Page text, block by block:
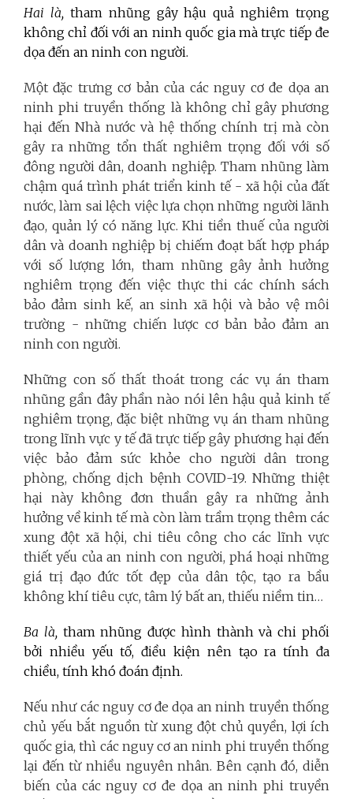
Hai là, tham nhũng gây hậu quả nghiêm trọng
không chỉ đối với an ninh quốc gia mà trực tiếp đe
dọa đến an ninh con người.
Một đặc trưng cơ bản của các nguy cơ đe dọa an
ninh phi truyền thống là không chỉ gây phương
hại đến Nhà nước và hệ thống chính trị mà còn
gây ra những tổn thất nghiêm trọng đối với số
đông người dân, doanh nghiệp. Tham nhũng làm
chậm quá trình phát triển kinh tế - xã hội của đất
nước, làm sai lệch việc lựa chọn những người lãnh
đạo, quản lý có năng lực. Khi tiền thuế của người
dân và doanh nghiệp bị chiếm đoạt bất hợp pháp
với số lượng lớn, tham nhũng gây ảnh hưởng
nghiêm trọng đến việc thực thi các chính sách
bảo đảm sinh kế, an sinh xã hội và bảo vệ môi
trường - những chiến lược cơ bản bảo đảm an
ninh con người.
Những con số thất thoát trong các vụ án tham
nhũng gần đây phần nào nói lên hậu quả kinh tế
nghiêm trọng, đặc biệt những vụ án tham nhũng
trong lĩnh vực y tế đã trực tiếp gây phương hại đến
việc bảo đảm sức khỏe cho người dân trong
phòng, chống dịch bệnh COVID-19. Những thiệt
hại này không đơn thuần gây ra những ảnh
hưởng về kinh tế mà còn làm trầm trọng thêm các
xung đột xã hội, chi tiêu công cho các lĩnh vực
thiết yếu của an ninh con người, phá hoại những
giá trị đạo đức tốt đẹp của dân tộc, tạo ra bầu
không khí tiêu cực, tâm lý bất an, thiếu niềm tin…
Ba là, tham nhũng được hình thành và chi phối
bởi nhiều yếu tố, điều kiện nên tạo ra tính đa
chiều, tính khó đoán định.
Nếu như các nguy cơ đe dọa an ninh truyền thống
chủ yếu bắt nguồn từ xung đột chủ quyền, lợi ích
quốc gia, thì các nguy cơ an ninh phi truyền thống
lại đến từ nhiều nguyên nhân. Bên cạnh đó, diễn
biến của các nguy cơ đe dọa an ninh phi truyền